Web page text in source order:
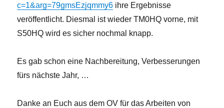
c=1&arg=79gmsEzjqmmy6 ihre Ergebnisse
veröffentlicht. Diesmal ist wieder TM0HQ vorne, mit
S50HQ wird es sicher nochmal knapp.
Es gab schon eine Nachbereitung, Verbesserungen
fürs nächste Jahr, …
Danke an Euch aus dem OV für das Arbeiten von